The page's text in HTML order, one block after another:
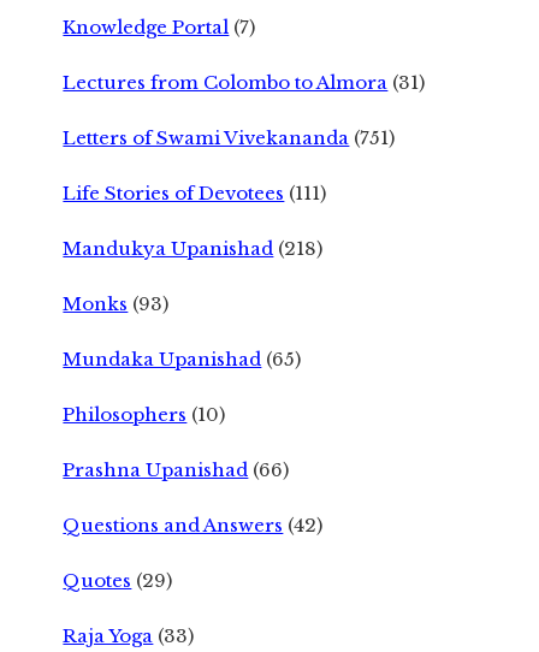
Knowledge Portal (7)
Lectures from Colombo to Almora (31)
Letters of Swami Vivekananda (751)
Life Stories of Devotees (111)
Mandukya Upanishad (218)
Monks (93)
Mundaka Upanishad (65)
Philosophers (10)
Prashna Upanishad (66)
Questions and Answers (42)
Quotes (29)
Raja Yoga (33)